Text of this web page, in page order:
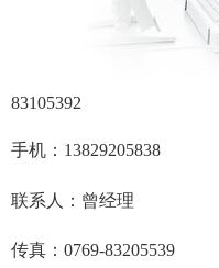
83105392
手机：13829205838
联系人：曾经理
传真：0769-83205539